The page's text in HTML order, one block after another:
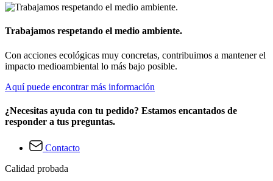
Trabajamos respetando el medio ambiente.
Con acciones ecológicas muy concretas, contribuimos a mantener el
impacto medioambiental lo más bajo posible.
Aquí puede encontrar más información
¿Necesitas ayuda con tu pedido? Estamos encantados de
responder a tus preguntas.
Contacto
Calidad probada